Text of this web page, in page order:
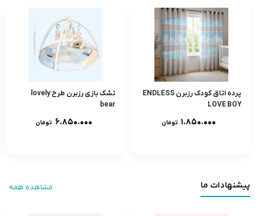
پرده اتاق کودک رزبرن ENDLESS
LOVE BOY
۱.۸۵۰.۰۰۰ تومان
تشک بازی رزبرن طرح lovely
bear
۶.۸۵۰.۰۰۰ تومان
پیشنهادات ما مشاهده همه